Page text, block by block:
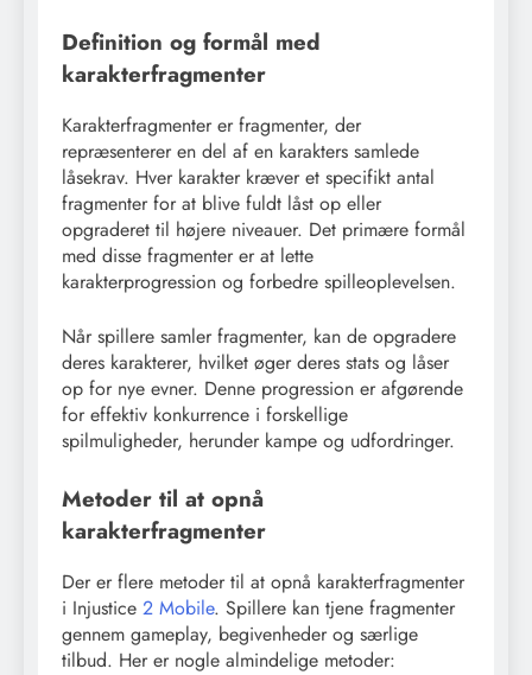
Definition og formål med
karakterfragmenter
Karakterfragmenter er fragmenter, der
repræsenterer en del af en karakters samlede
låsekrav. Hver karakter kræver et specifikt antal
fragmenter for at blive fuldt låst op eller
opgraderet til højere niveauer. Det primære formål
med disse fragmenter er at lette
karakterprogression og forbedre spilleoplevelsen.
Når spillere samler fragmenter, kan de opgradere
deres karakterer, hvilket øger deres stats og låser
op for nye evner. Denne progression er afgørende
for effektiv konkurrence i forskellige
spilmuligheder, herunder kampe og udfordringer.
Metoder til at opnå
karakterfragmenter
Der er flere metoder til at opnå karakterfragmenter
i Injustice 2 Mobile. Spillere kan tjene fragmenter
gennem gameplay, begivenheder og særlige
tilbud. Her er nogle almindelige metoder: